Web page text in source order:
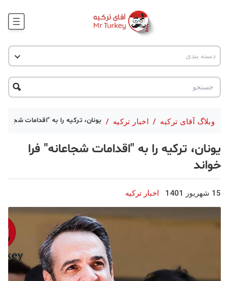
وبلاگ
جاذبه گردشگری
دسته بندی
اخبار ترکیه
پروژه ها
تحصیل در ترکیه
ترکیه گردی
حقوقی
وبلاگ آقای ترکیه / اخبار ترکیه / یونان، ترکیه را به "اقدامات
یونان، ترکیه را به "اقدامات شجاعانه" فرا
خواند
15 شهریور 1401 اخبار ترکیه